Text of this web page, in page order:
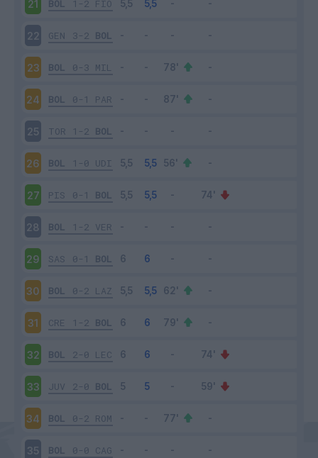
21 BOL 1-2 FIO
22 GEN 3-2 BOL
23 BOL 0-3 MIL
24 BOL 0-1 PAR
25 TOR 1-2 BOL
26 BOL 1-0 UDI
27 PIS 0-1 BOL
28 BOL 1-2 VER
29 SAS 0-1 BOL
30 BOL 0-2 LAZ
31 CRE 1-2 BOL
32 BOL 2-0 LEC
33 JUV 2-0 BOL
34 BOL 0-2 ROM
35 BOL 0-0 CAG